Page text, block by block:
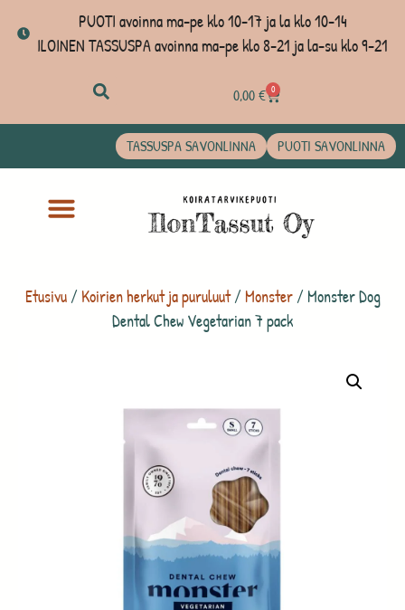
PUOTI avoinna ma-pe klo 10-17 ja la klo 10-14
ILOINEN TASSUSPA avoinna ma-pe klo 8-21 ja la-su klo 9-21
0,00€ 0
TASSUSPA SAVONLINNA PUOTI SAVONLINNA
Etusivu/Koirien herkut ja puruluut/ Monster/ Monster Dog
Dental Chew Vegetarian 7 pack